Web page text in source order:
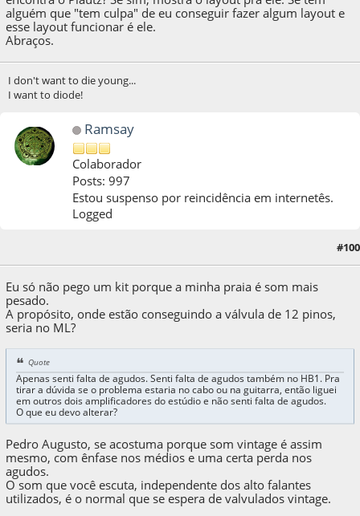
alguém que "tem culpa" de eu conseguir fazer algum layout e
esse layout funcionar é ele.
Abraços.
I don't want to die young...
I want to diode!
Ramsay
Colaborador
Posts: 997
Estou suspenso por reincidência em internetês.
Logged
#100
Eu só não pego um kit porque a minha praia é som mais
pesado.
A propósito, onde estão conseguindo a válvula de 12 pinos,
seria no ML?
Quote
Apenas senti falta de agudos. Senti falta de agudos também no HB1. Pra
tirar a dúvida se o problema estaria no cabo ou na guitarra, então liguei
em outros dois amplificadores do estúdio e não senti falta de agudos.
O que eu devo alterar?
Pedro Augusto, se acostuma porque som vintage é assim
mesmo, com ênfase nos médios e uma certa perda nos
agudos.
O som que você escuta, independente dos alto falantes
utilizados, é o normal que se espera de valvulados vintage.